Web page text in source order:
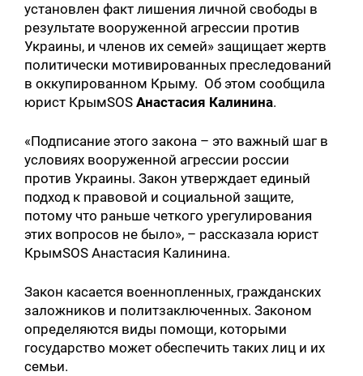
установлен факт лишения личной свободы в
результате вооруженной агрессии против
Украины, и членов их семей» защищает жертв
политически мотивированных преследований
в оккупированном Крыму. Об этом сообщила
юрист КрымSOSАнастасия Калинина.
«Подписание этого закона – это важный шаг в
условиях вооруженной агрессии россии
против Украины. Закон утверждает единый
подход к правовой и социальной защите,
потому что раньше четкого урегулирования
этих вопросов не было», – рассказала юрист
КрымSOS Анастасия Калинина.
Закон касается военнопленных, гражданских
заложников и политзаключенных. Законом
определяются виды помощи, которыми
государство может обеспечить таких лиц и их
семьи.